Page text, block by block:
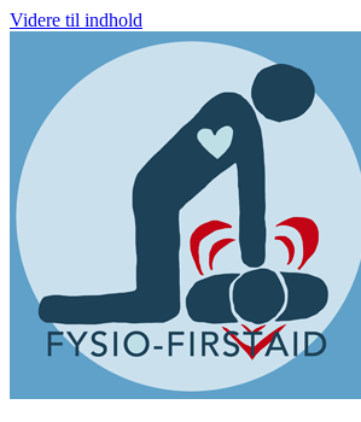
Videre til indhold